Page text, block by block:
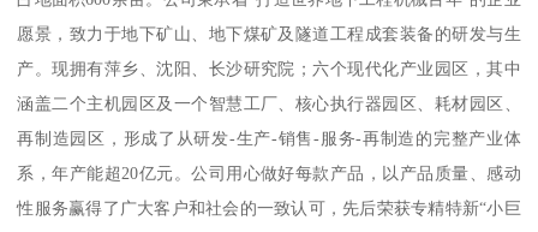
愿景，致力于地下矿山、地下煤矿及隧道工程成套装备的研发与生
产。现拥有萍乡、沈阳、长沙研究院；六个现代化产业园区，其中
涵盖二个主机园区及一个智慧工厂、核心执行器园区、耗材园区、
再制造园区，形成了从研发-生产-销售-服务-再制造的完整产业体
系，年产能超20亿元。公司用心做好每款产品，以产品质量、感动
性服务赢得了广大客户和社会的一致认可，先后荣获专精特新“小巨